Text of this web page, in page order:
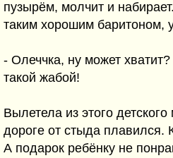
пузырём, молчит и
таким хорошим баритоном,
- Олеччка, ну может
такой жабой!
Вылетела из этого
дороге от стыда плавился.
А подарок ребёнку не